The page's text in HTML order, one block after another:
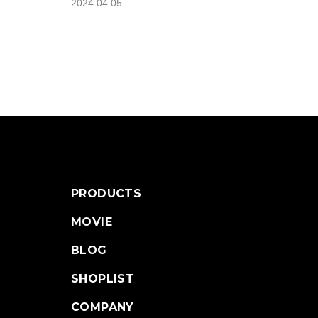
2024.04.05
PRODUCTS
MOVIE
BLOG
SHOPLIST
COMPANY